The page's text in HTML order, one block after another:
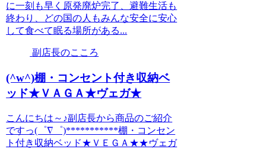
に一刻も早く原発廃炉完了、避難生活も
終わり、どの国の人もみんな安全に安心
して食べて眠る場所がある...
副店長のこころ
(^w^)棚・コンセント付き収納ベ
ッド★ＶＡＧＡ★ヴェガ★
こんにちは～♪副店長から商品のご紹介
ですっ(゜∇゜)***********棚・コンセン
ト付き収納ベッド★ＶＥＧＡ★★ヴェガ